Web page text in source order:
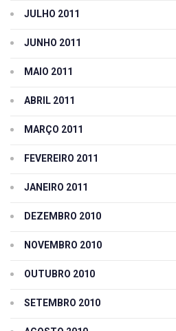
JULHO 2011
JUNHO 2011
MAIO 2011
ABRIL 2011
MARÇO 2011
FEVEREIRO 2011
JANEIRO 2011
DEZEMBRO 2010
NOVEMBRO 2010
OUTUBRO 2010
SETEMBRO 2010